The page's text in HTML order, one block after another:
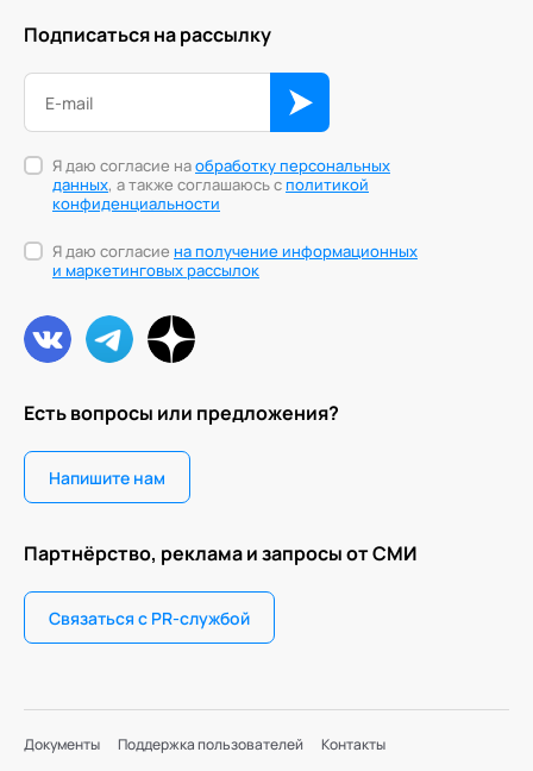
Есть вопросы или предложения?
Напишите нам
Партнёрство, реклама и запросы от СМИ
Связаться с PR-службой
Подписаться на рассылку
Я даю согласие наобработку персональных
данных, а также соглашаюсь сполитикой
конфиденциальности
Я даю согласие на получение информационных
и маркетинговых рассылок
Документы Поддержка пользователей Контакты